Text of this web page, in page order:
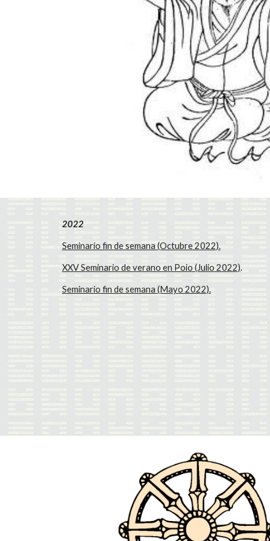
2022
Seminario fin de semana (Octubre 2022).
XXV Seminario de verano en Poio (Julio 2022).
Seminario fin de semana (Mayo 2022).